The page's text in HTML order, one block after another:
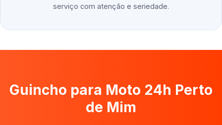
serviço com atenção e seriedade.
Guincho para Moto 24h Perto
de Mim